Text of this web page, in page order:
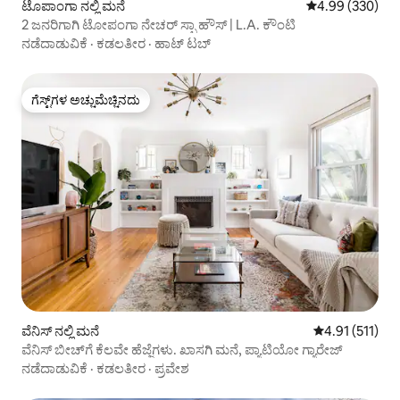
ಟೊಪಾಂಗಾ ನಲ್ಲಿ ಮನೆ 5 ರಲ್ಲಿ 4.99
4.99 (330)
2 ಜನರಿಗಾಗಿ ಟೋಪಂಗಾ ನೇಚರ್ ಸ್ಪಾ ಹೌಸ್ | L.A. ಕೌಂಟಿ
ನಡೆದಾಡುವಿಕೆ · ಕಡಲತೀರ · ಹಾಟ್ ಟಬ್
ಗೆಸ್ಟ್‌ಗಳ ಅಚ್ಚುಮೆಚ್ಚಿನದು
ಗೆಸ್ಟ್‌ಗಳ ಅಚ್ಚುಮೆಚ್ಚಿನದು
ವೆನಿಸ್ ನಲ್ಲಿ ಮನೆ 5 ರಲ್ಲಿ 4.91
4.91 (511)
ವೆನಿಸ್ ಬೀಚ್‌ಗೆ ಕೆಲವೇ ಹೆಜ್ಜೆಗಳು. ಖಾಸಗಿ ಮನೆ, ಪ್ಯಾಟಿಯೋ ಗ್ಯಾರೇಜ್
ನಡೆದಾಡುವಿಕೆ · ಕಡಲತೀರ · ಪ್ರವೇಶ